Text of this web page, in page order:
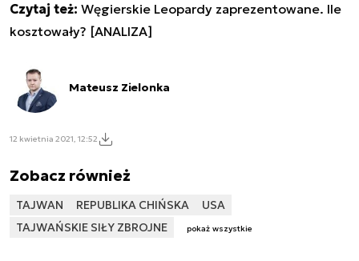
Czytaj też: Węgierskie Leopardy zaprezentowane. Ile
kosztowały? [ANALIZA]
Mateusz Zielonka
12 kwietnia 2021, 12:52
Zobacz również
TAJWAN REPUBLIKA CHIŃSKA
USA
TAJWAŃSKIE SIŁY ZBROJNE
pokaż wszystkie